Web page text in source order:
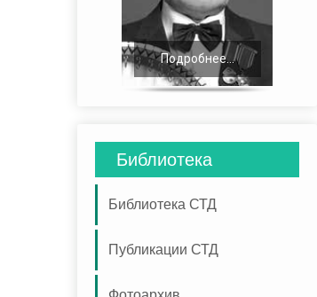
Подробнее...
Библиотека
Библиотека СТД
Публикации СТД